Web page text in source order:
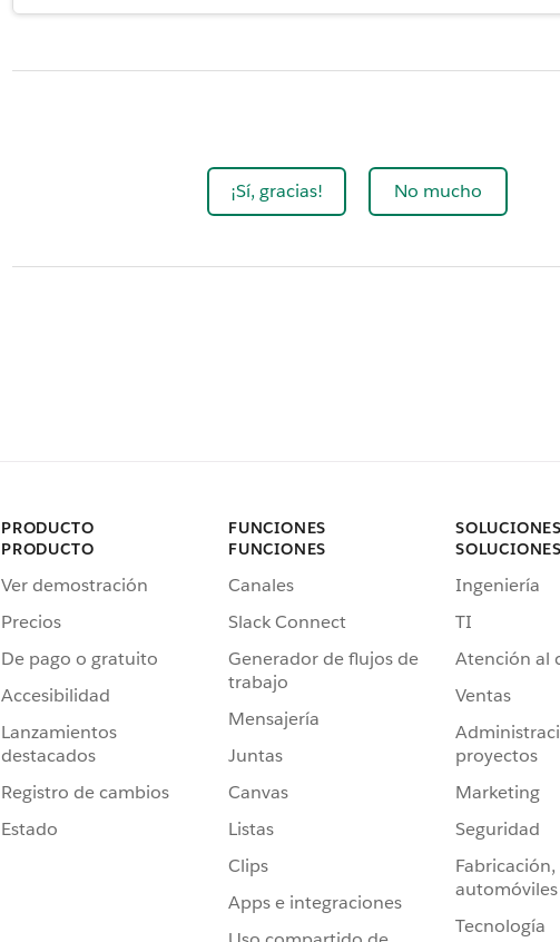
¡Sí, gracias! No mucho
PRODUCTO
PRODUCTO
Ver demostración
Precios
De pago o gratuito
Accesibilidad
Lanzamientos
destacados
Registro de cambios
Estado
FUNCIONES
FUNCIONES
Canales
Slack Connect
Generador de flujos de
trabajo
Mensajería
Juntas
Canvas
Listas
Clips
Apps e integraciones
SOLUCIONES
SOLUCIONES
Ingeniería
TI
Atención al
Ventas
proyectos
Marketing
Seguridad
Fabricación,
Tecnología